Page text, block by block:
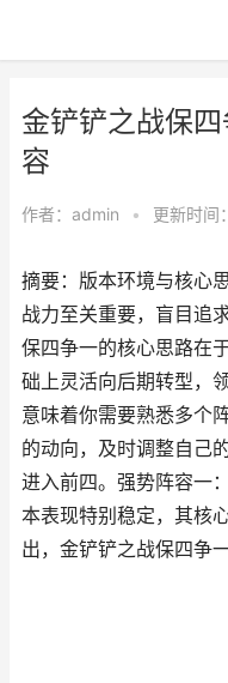
金铲铲之战保
容
作者： admin • 更新时
摘要：版本环境与核心
战力至关重要，盲目追
保四争一的核心思路在
础上灵活向后期转型，
意味着你需要熟悉多个
的动向，及时调整自己
进入前四。强势阵容一
本表现特别稳定，其核
出，金铲铲之战保四争